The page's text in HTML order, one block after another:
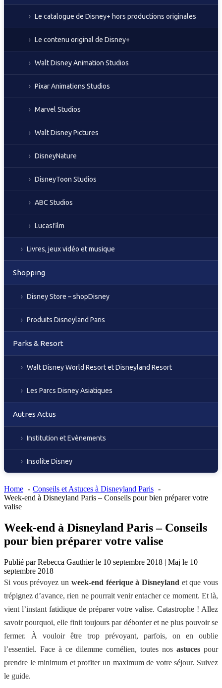
Le catalogue de Disney+ hors productions originales
Le contenu original de Disney+
Walt Disney Animation Studios
Pixar Animations Studios
Marvel Studios
Walt Disney Pictures
DisneyNature
DisneyToon Studios
ABC Studios
Lucasfilm
Livres, jeux vidéo et musique
Shopping
Disney Store – shopDisney
Produits Disneyland Paris
Parks & Resort
Walt Disney World Resort et Disneyland Resort
Les Parcs Disney Asiatiques
Autres Actus
Institution et Evènements
Insolite Disney
Home
Conseils et Astuces à Disneyland Paris
Week-end à Disneyland Paris – Conseils pour bien préparer votre
valise
Week-end à Disneyland Paris – Conseils
pour bien préparer votre valise
Publié parRebecca Gauthier le 10 septembre 2018 | Maj le 10
septembre 2018
Si vous prévoyez un week-end féerique à Disneyland et que vous
trépignez d’avance, rien ne pourrait venir entacher ce moment. Et là,
vient l’instant fatidique de préparer votre valise. Catastrophe ! Allez
savoir pourquoi, elle finit toujours par déborder et ne plus pouvoir se
fermer. À vouloir être trop prévoyant, parfois, on en oublie
l’essentiel. Face à ce dilemme cornélien, toutes nos astuces pour
prendre le minimum et profiter un maximum de votre séjour. Suivez
le guide.